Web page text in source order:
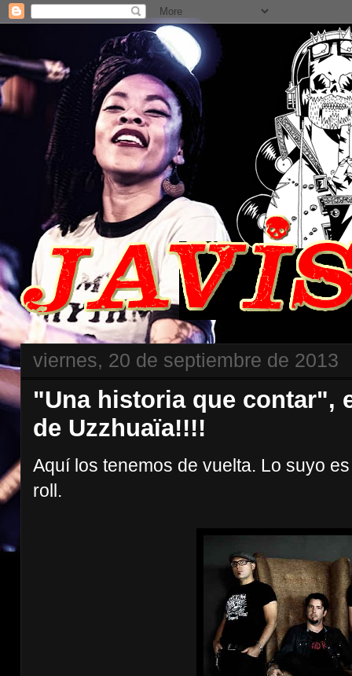
viernes, 20 de septiembre de 2013
"Una historia que contar",
de Uzzhuaïa!!!!
Aquí los tenemos de vuelta. Lo suyo
roll.